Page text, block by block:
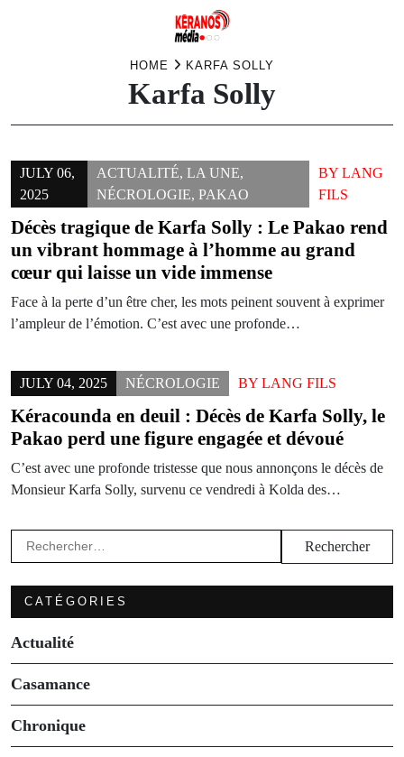
HOME KARFA SOLLY
Karfa Solly
JULY 06,
2025
ACTUALITÉ,LA UNE,
NÉCROLOGIE,PAKAO
BY LANG
FILS
Décès tragique de Karfa Solly : Le Pakao rend
un vibrant hommage à l’homme au grand
cœur qui laisse un vide immense
Face à la perte d’un être cher, les mots peinent souvent à exprimer
l’ampleur de l’émotion. C’est avec une profonde…
JULY 04, 2025 NÉCROLOGIE BY LANG FILS
Kéracounda en deuil : Décès de Karfa Solly, le
Pakao perd une figure engagée et dévoué
C’est avec une profonde tristesse que nous annonçons le décès de
Monsieur Karfa Solly, survenu ce vendredi à Kolda des…
Rechercher :
CATÉGORIES
Actualité
Casamance
Chronique